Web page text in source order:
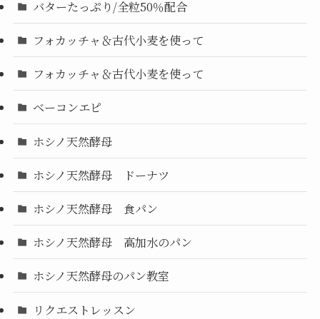
バターたっぷり/全粒50％配合
フォカッチャ＆古代小麦を使って
フォカッチャ＆古代小麦を使って
ベーコンエピ
ホシノ天然酵母
ホシノ天然酵母 ドーナツ
ホシノ天然酵母 食パン
ホシノ天然酵母 高加水のパン
ホシノ天然酵母のパン教室
リクエストレッスン